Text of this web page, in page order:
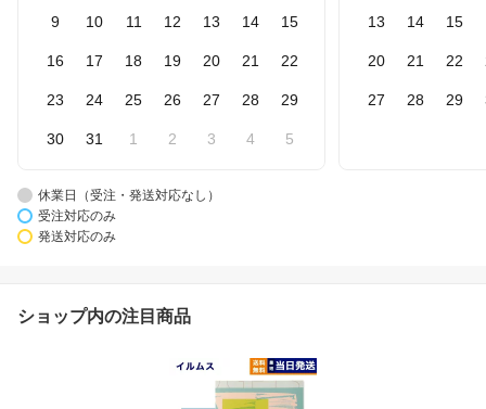
9 10 11 12 13 14 15
16 17 18 19 20 21 22
23 24 25 26 27 28 29
30 31 1 2 3 4 5
13 14 15
20 21 22
27 28 29
休業日（受注・発送対応なし）
受注対応のみ
発送対応のみ
ショップ内の注目商品